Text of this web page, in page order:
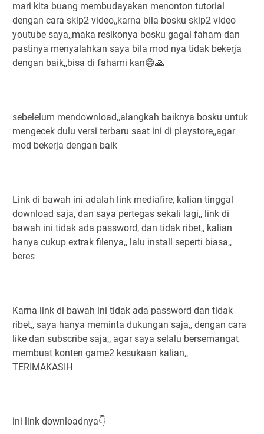
mari kita buang membudayakan menonton tutorial
dengan cara skip2 video,,karna bila bosku skip2 video
youtube saya,,maka resikonya bosku gagal faham dan
pastinya menyalahkan saya bila mod nya tidak bekerja
dengan baik,,bisa di fahami kan😁🙏
sebelelum mendownload,,alangkah baiknya bosku untuk
mengecek dulu versi terbaru saat ini di playstore,,agar
mod bekerja dengan baik
Link di bawah ini adalah link mediafire, kalian tinggal
download saja, dan saya pertegas sekali lagi,, link di
bawah ini tidak ada password, dan tidak ribet,, kalian
hanya cukup extrak filenya,, lalu install seperti biasa,,
beres
Karna link di bawah ini tidak ada password dan tidak
ribet,, saya hanya meminta dukungan saja,, dengan cara
like dan subscribe saja,, agar saya selalu bersemangat
membuat konten game2 kesukaan kalian,,
TERIMAKASIH
ini link downloadnya👇